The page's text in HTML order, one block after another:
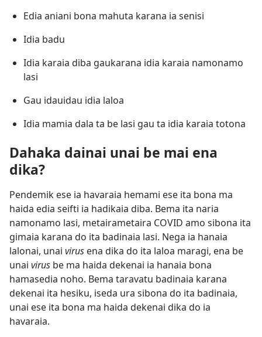
Edia aniani bona mahuta karana ia senisi
Idia badu
Idia karaia diba gaukarana idia karaia namonamo
lasi
Gau idauidau idia laloa
Idia mamia dala ta be lasi gau ta idia karaia totona
Dahaka dainai unai be mai ena
dika?
Pendemik ese ia havaraia hemami ese ita bona ma
haida edia seifti ia hadikaia diba. Bema ita naria
namonamo lasi, metairametaira COVID amo sibona ita
gimaia karana do ita badinaia lasi. Nega ia hanaia
lalonai, unai virus ena dika do ita laloa maragi, ena be
unai virus be ma haida dekenai ia hanaia bona
hamasedia noho. Bema taravatu badinaia karana
dekenai ita hesiku, iseda ura sibona do ita badinaia,
unai ese ita bona ma haida dekenai dika do ia
havaraia.